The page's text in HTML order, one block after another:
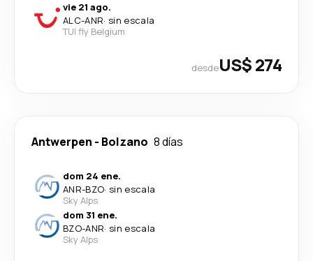
vie 21 ago.
ALC-ANR· sin escala
TUI fly Belgium
desdeUS$ 274
Antwerpen - Bolzano 8 días
dom 24 ene.
ANR-BZO· sin escala
Sky Alps
dom 31 ene.
BZO-ANR· sin escala
Sky Alps